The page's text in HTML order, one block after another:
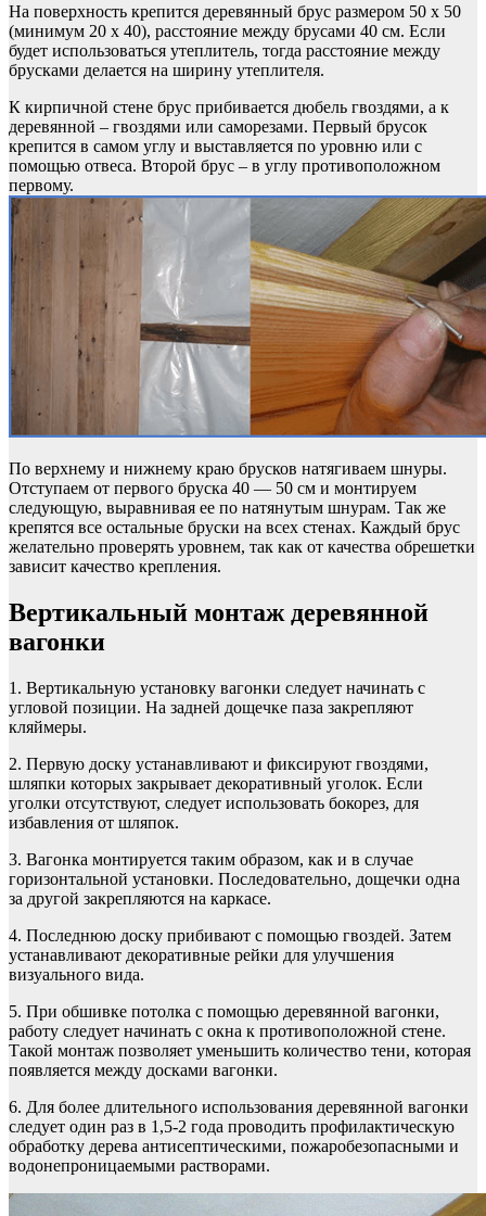
На поверхность крепится деревянный брус размером 50 х 50
(минимум 20 х 40), расстояние между брусами 40 см. Если
будет использоваться утеплитель, тогда расстояние между
брусками делается на ширину утеплителя.
К кирпичной стене брус прибивается дюбель гвоздями, а к
деревянной – гвоздями или саморезами. Первый брусок
крепится в самом углу и выставляется по уровню или с
помощью отвеса. Второй брус – в углу противоположном
первому.
По верхнему и нижнему краю брусков натягиваем шнуры.
Отступаем от первого бруска 40 — 50 см и монтируем
следующую, выравнивая ее по натянутым шнурам. Так же
крепятся все остальные бруски на всех стенах. Каждый брус
желательно проверять уровнем, так как от качества обрешетки
зависит качество крепления.
Вертикальный монтаж деревянной
вагонки
1. Вертикальную установку вагонки следует начинать с
угловой позиции. На задней дощечке паза закрепляют
кляймеры.
2. Первую доску устанавливают и фиксируют гвоздями,
шляпки которых закрывает декоративный уголок. Если
уголки отсутствуют, следует использовать бокорез, для
избавления от шляпок.
3. Вагонка монтируется таким образом, как и в случае
горизонтальной установки. Последовательно, дощечки одна
за другой закрепляются на каркасе.
4. Последнюю доску прибивают с помощью гвоздей. Затем
устанавливают декоративные рейки для улучшения
визуального вида.
5. При обшивке потолка с помощью деревянной вагонки,
работу следует начинать с окна к противоположной стене.
Такой монтаж позволяет уменьшить количество тени, которая
появляется между досками вагонки.
6. Для более длительного использования деревянной вагонки
следует один раз в 1,5-2 года проводить профилактическую
обработку дерева антисептическими, пожаробезопасными и
водонепроницаемыми растворами.